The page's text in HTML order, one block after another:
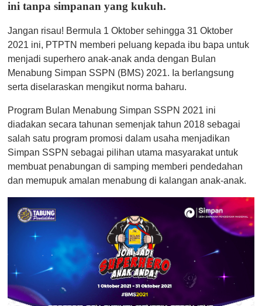
ini tanpa simpanan yang kukuh.
Jangan risau! Bermula 1 Oktober sehingga 31 Oktober
2021 ini, PTPTN memberi peluang kepada ibu bapa untuk
menjadi superhero anak-anak anda dengan Bulan
Menabung Simpan SSPN (BMS) 2021. Ia berlangsung
serta diselaraskan mengikut norma baharu.
Program Bulan Menabung Simpan SSPN 2021 ini
diadakan secara tahunan semenjak tahun 2018 sebagai
salah satu program promosi dalam usaha menjadikan
Simpan SSPN sebagai pilihan utama masyarakat untuk
membuat penabungan di samping memberi pendedahan
dan memupuk amalan menabung di kalangan anak-anak.